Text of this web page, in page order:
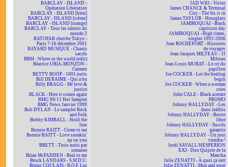
BARCLAY - ISLAND -
Opération Libération
BARCLAY - ISLAND [bleu]
BARCLAY - ISLAND [crème]
BARCLAY - ISLAND [orange]
BARCLAY - Tous les talents du
monde 2
BATOFAR cherche Tokyo -
Paris 7-16 décembre 2001
BAYARD MUSIQUE - Chants
sacrés
BBM - Where in the world (edit)
Béatrice URIA-MONZON -
Carmen
BETTY BOOP - 1001 nuits
Bill DERAIME - Qui a bu
Billy BRAGG - Mr love &
justice
BLACK - Here it comes again
BMG 99/11 Hot Sampler
BMG News Janvier 1999
Bob DYLAN - Le sampler Rock
and Folk
Bobby KIMBALL - Hold the
line
Bonnie RAITT - Come to me
Bonnie RAITT - Love sneakin'
up on you
BRETT - Trois nuits par
semaine
Brian McFADDEN - Real to me
Brock LANDARS - S.M.D.U.
Bruno COULAIS - B.O.F. Les
JAD WIO - Victor
James CHANCE & Terminal
City - The fix is in
James TAYLOR - Hourglass
JAMIROQUAI - Black
capricorn day
JAMIROQUAI - High times,
singles 1992-2006
Jean ROCHEFORT - Histoires
de voyages
Jean-Jacques MILTEAU - JJ
Milteau
Jean-Louis MURAT - Le cri du
papillon
Joe COCKER - Let the healing
begin
Joe COCKER - When a woman
cries
John CALE - Black acetate
PROMO
Johnny HALLYDAY - Les
duos inédits
Johnny HALLYDAY - Rester
libre
Johnny HALLYDAY - Succès
garantis
Johnny HALLYDAY - Un jour
viendra ²
Jordi SAVALL/HESPERION
XXI - Don Quijote de la
Mancha
Julie ZENATTI - À quoi ça sert
Julie ZENATTI - Mon ami pour